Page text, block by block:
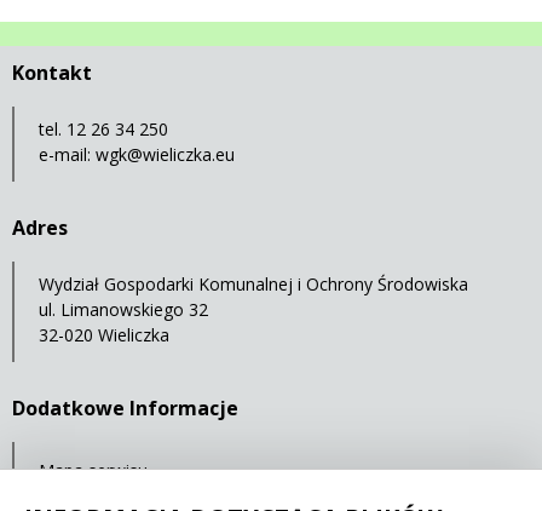
Kontakt
tel. 12 26 34 250
e-mail: wgk@wieliczka.eu
Adres
Wydział Gospodarki Komunalnej i Ochrony Środowiska
ul. Limanowskiego 32
32-020 Wieliczka
Dodatkowe Informacje
Mapa serwisu
Statystyki oglądalności